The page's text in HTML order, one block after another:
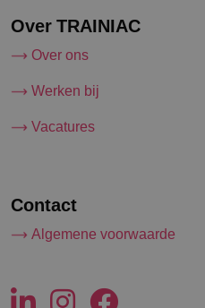
Over TRAINIAC
Over ons
Werken bij
Vacatures
Contact
Algemene voorwaarde